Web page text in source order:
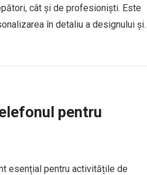
cât și de profesioniști. Este
în detaliu a designului și
pentru
esențial pentru activitățile de